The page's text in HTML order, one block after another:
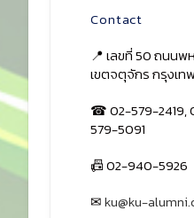
Contact
📍 เลขที่ 50 ถนนพ
เขตจตุจักร กรุงเท
☎ 02-579-2419,
579-5091
📠 02-940-5926
✉ku@ku-